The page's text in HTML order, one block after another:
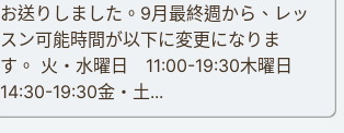
お送りしました。9月最終週から、レッ
スン可能時間が以下に変更になりま
す。 火・水曜日 11:00-19:30木曜日
14:30-19:30金・土...